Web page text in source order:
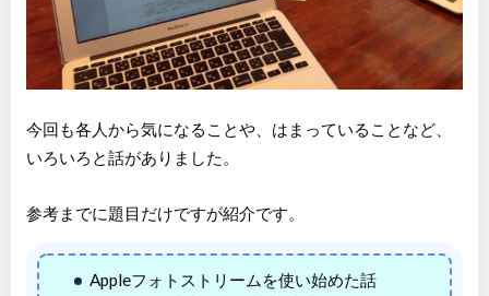
今回も各人から気になることや、はまっていることなど、
いろいろと話がありました。
参考までに題目だけですが紹介です。
Appleフォトストリームを使い始めた話